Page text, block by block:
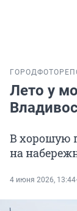
ГОРОД
Лето у
В хорошую
на
4 июня 2026, 13:44